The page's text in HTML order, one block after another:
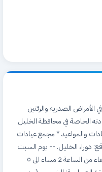
الصدرية والرئتين
الخاصة في محافظة الخليل
والمواعيد * مجمع عيادات
دورا، الخليل. -- يوم السبت
من الساعة ١٢ ظهرا الى ٤ مساء -- يوم الاربعاء من الساعة 2 مساء الى ٥